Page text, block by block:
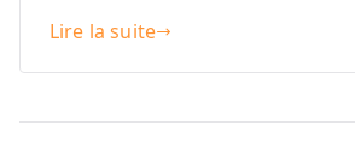
Lire la suite